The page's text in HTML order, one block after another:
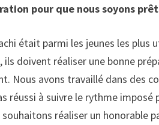
pour que nous soyons
était parmi les jeunes les plus
doivent réaliser une bonne
Nous avons travaillé dans des
réussi à suivre le rythme
réaliser un honorable